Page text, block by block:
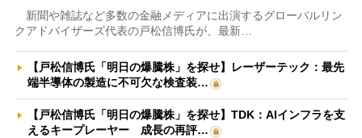
新聞や雑誌など多数の金融メディアに出演するグローバルリン
クアドバイザーズ代表の戸松信博氏が、最新…
【戸松信博氏「明日の爆騰株」を探せ】レーザーテック：最先
端半導体の製造に不可欠な検査装…
【戸松信博氏「明日の爆騰株」を探せ】TDK：AIインフラを支
えるキープレーヤー 成長の再評…